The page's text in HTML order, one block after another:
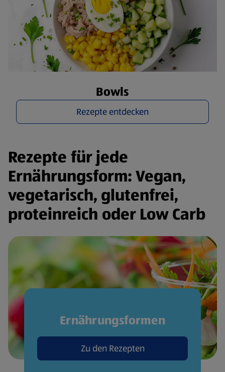
Bowls
Rezepte entdecken
Rezepte für jede
Ernährungsform: Vegan,
vegetarisch, glutenfrei,
proteinreich oder Low Carb
Ernährungsformen
Zu den Rezepten